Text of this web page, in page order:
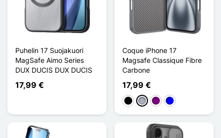
Puhelin 17 Suojakuori
MagSafe Aimo Series
DUX DUCIS DUX DUCIS
17,99 €
Coque iPhone 17
Magsafe Classique Fibre
Carbone
17,99 €
MustaHarmaa
VioletSininen